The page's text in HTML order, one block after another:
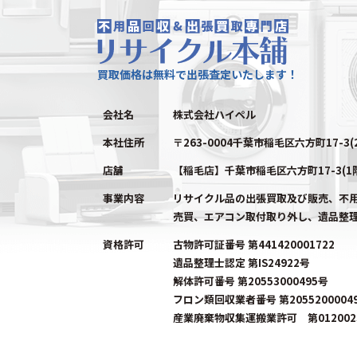
買取価格は無料で出張査定いたします！
会社名
株式会社ハイペル
本社住所
〒263-0004千葉市稲毛区六方町17-
店舗
【稲毛店】千葉市稲毛区六方町17-3(1
事業内容
リサイクル品の出張買取及び販売、不
売買、エアコン取付取り外し、遺品整
資格許可
古物許可証番号 第441420001722
遺品整理士認定 第IS24922号
解体許可番号 第20553000495号
フロン類回収業者番号 第
産業廃棄物収集運搬業許可 第